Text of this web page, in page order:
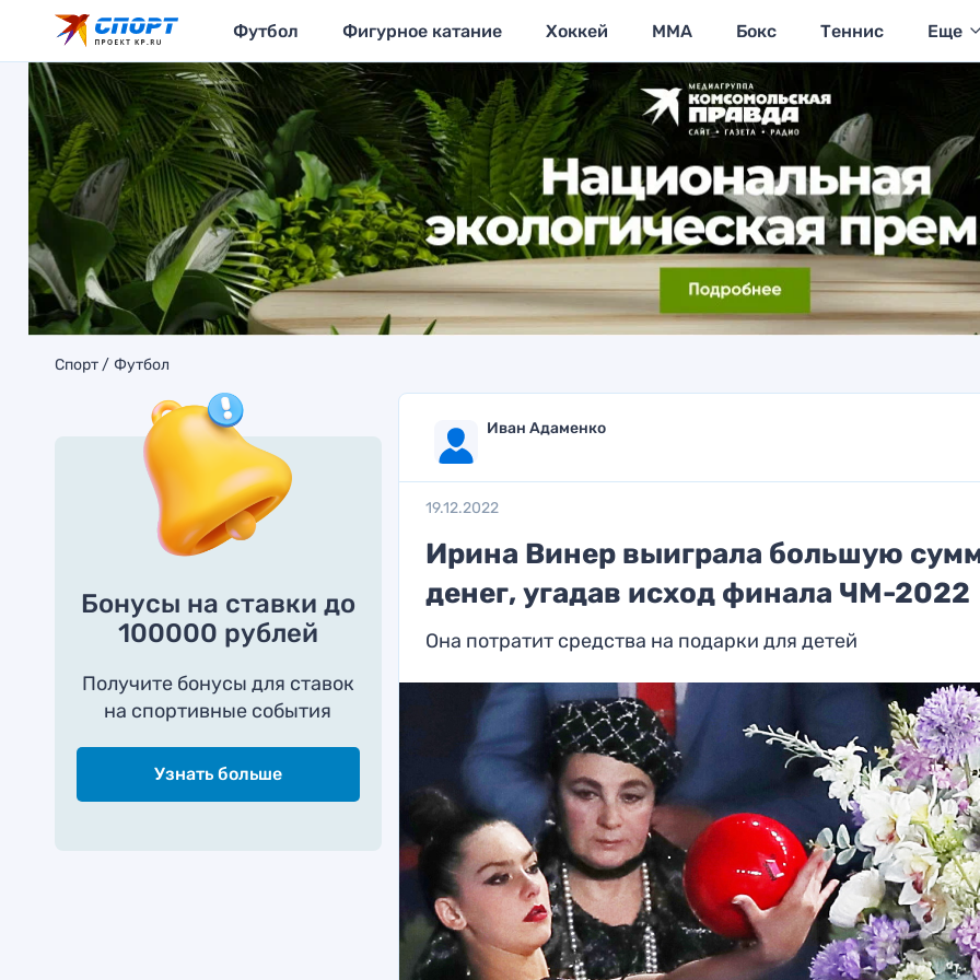
Футбол Фигурное катание Хоккей MMA Бокс Теннис Еще
Спорт Футбол
Бонусы на ставки до
100000 рублей
Получите бонусы для ставок
на спортивные события
Узнать больше
Иван Адаменко
19.12.2022
Ирина Винер выиграла большую
денег, угадав исход финала ЧМ-2022
Она потратит средства на подарки для детей